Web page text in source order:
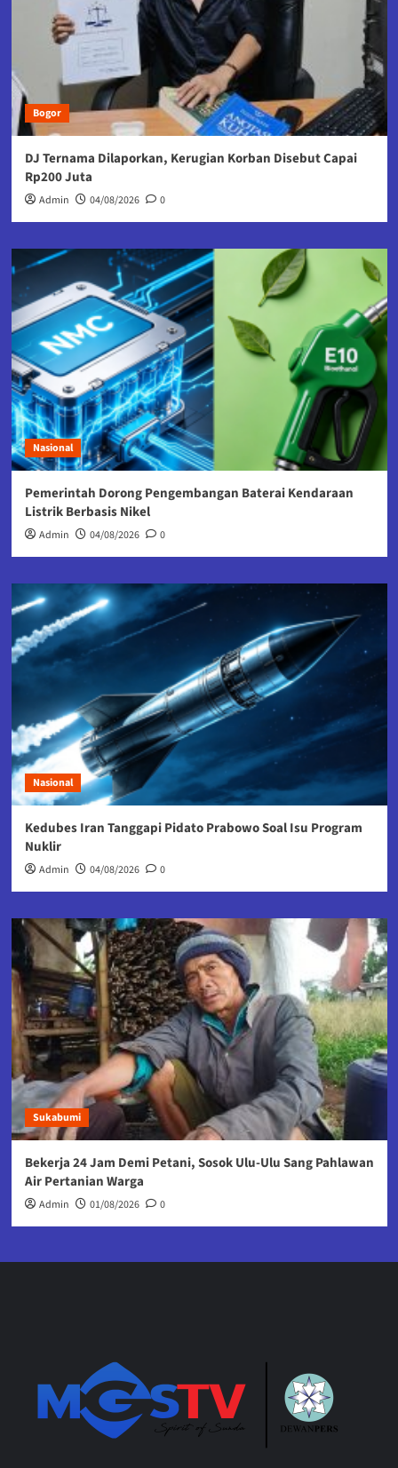
Bogor
DJ Ternama Dilaporkan, Kerugian Korban Disebut Capai
Rp200 Juta
Admin 04/08/2026 0
Nasional
Pemerintah Dorong Pengembangan Baterai Kendaraan
Listrik Berbasis Nikel
Admin 04/08/2026 0
Nasional
Kedubes Iran Tanggapi Pidato Prabowo Soal Isu Program
Nuklir
Admin 04/08/2026 0
Sukabumi
Bekerja 24 Jam Demi Petani, Sosok Ulu-Ulu Sang Pahlawan
Air Pertanian Warga
Admin 01/08/2026 0